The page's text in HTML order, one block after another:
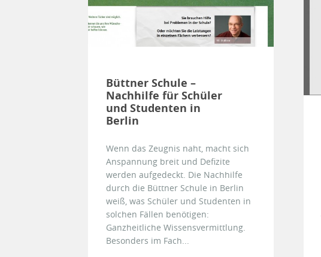
Büttner Schule –
Nachhilfe für Schüler
und Studenten in
Berlin
Wenn das Zeugnis naht, macht sich
Anspannung breit und Defizite
werden aufgedeckt. Die Nachhilfe
durch die Büttner Schule in Berlin
weiß, was Schüler und Studenten in
solchen Fällen benötigen:
Ganzheitliche Wissensvermittlung.
Besonders im Fach...